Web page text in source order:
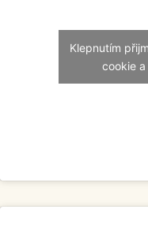
Klepnutím
cookie